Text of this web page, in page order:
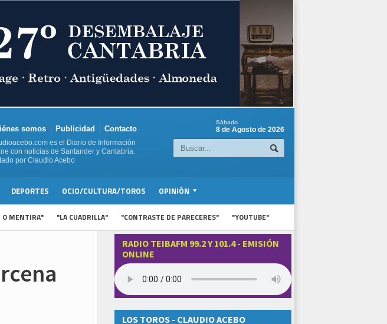
somos Publicidad Contacto
es el Diario de Información
con noticias de Santander y Cantabria.
por Claudio Acebo
Sábado
8 de Agosto de 2026
DEPORTES OCIO/CULTURA/TOROS OPINIÓN
O MENTIRA" "LA CUADRILLA" "CONTRASTE DE PARECERES" "YOUTUBE"
RADIO TEIBAFM 99.2 Y 101.4 - EMISIÓN
ONLINE
LOS TOROS - CLAUDIO ACEBO